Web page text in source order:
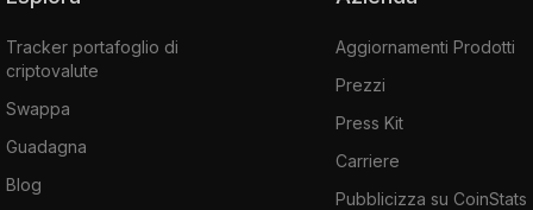
Tracker portafoglio di
criptovalute
Swappa
Guadagna
Blog
Aggiornamenti Prodotti
Prezzi
Press Kit
Carriere
Pubblicizza su CoinStats